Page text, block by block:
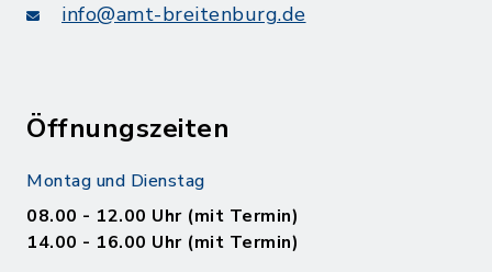
info@amt-breitenburg.de
Öffnungszeiten
Montag und Dienstag
08.00 - 12.00 Uhr (mit Termin)
14.00 - 16.00 Uhr (mit Termin)